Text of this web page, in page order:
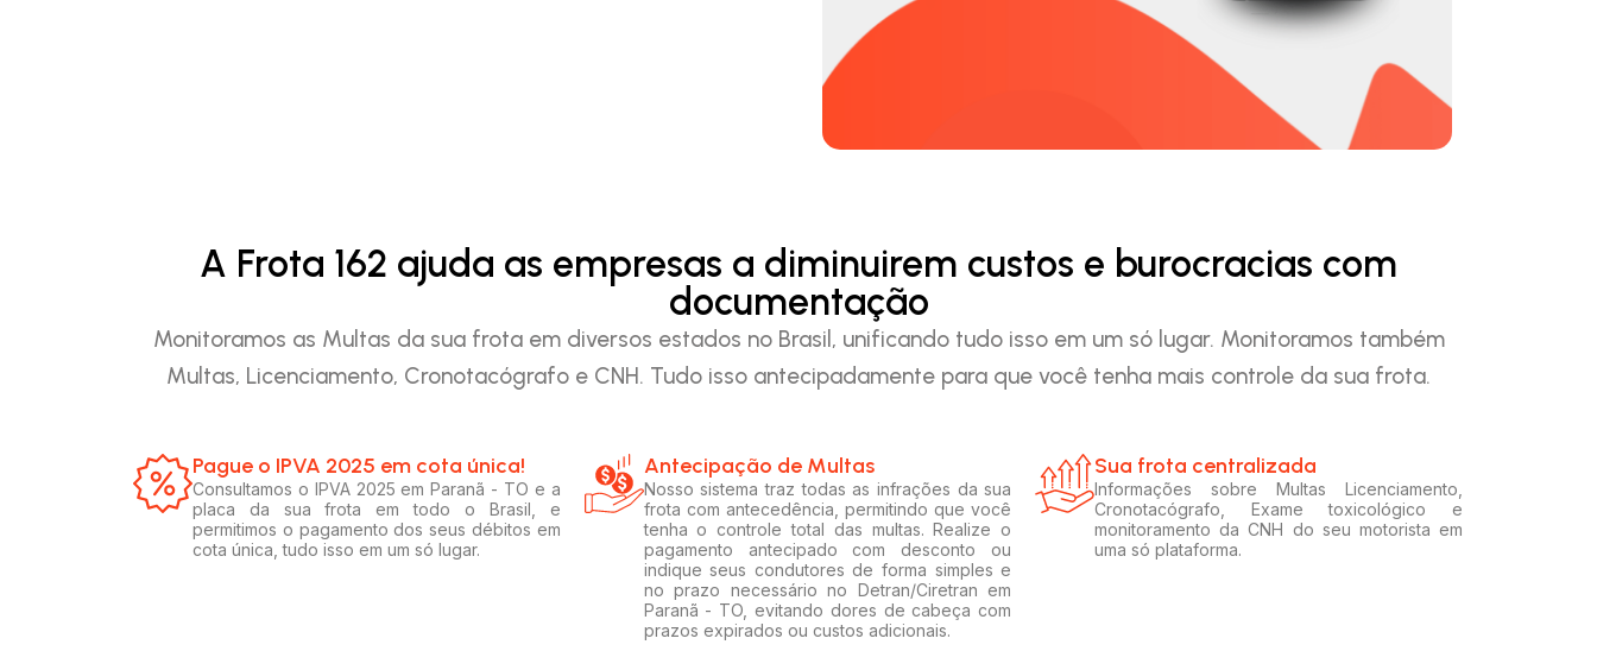
A Frota 162 ajuda as empresas a diminuirem custos e burocracias com
documentação
Monitoramos as Multas da sua frota em diversos estados no Brasil, unificando tudo isso em um só lugar. Monitoramos também
Multas, Licenciamento, Cronotacógrafo e CNH. Tudo isso antecipadamente para que você tenha mais controle da sua frota.
Pague o IPVA 2025 em cota única!​
Consultamos o IPVA 2025 em Paranã - TO e a
placa da sua frota em todo o Brasil, e
permitimos o pagamento dos seus débitos em
cota única, tudo isso em um só lugar.
Antecipação de Multas
Nosso sistema traz todas as infrações da sua
frota com antecedência, permitindo que você
tenha o controle total das multas. Realize o
pagamento antecipado com desconto ou
indique seus condutores de forma simples e
no prazo necessário no Detran/Ciretran em
Paranã - TO, evitando dores de cabeça com
prazos expirados ou custos adicionais.
Sua frota centralizada​
Informações sobre Multas Licenciamento,
Cronotacógrafo, Exame toxicológico e
monitoramento da CNH do seu motorista em
uma só plataforma.